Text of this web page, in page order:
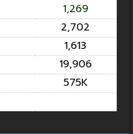
1,269
2,702
1,613
19,906
575K